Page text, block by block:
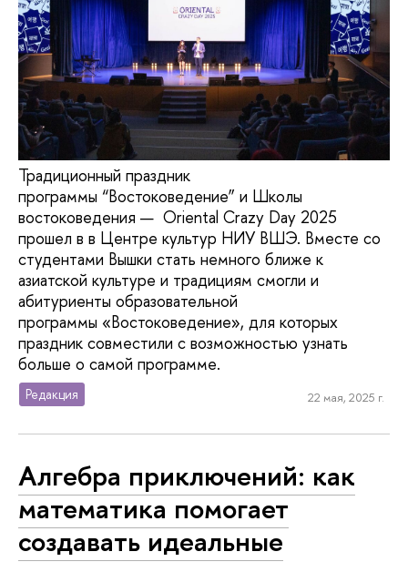
Традиционный праздник
программы “Востоковедение” и Школы
востоковедения — Oriental Crazy Day 2025
прошел в в Центре культур НИУ ВШЭ. Вместе со
студентами Вышки стать немного ближе к
азиатской культуре и традициям смогли и
абитуриенты образовательной
программы «Востоковедение», для которых
праздник совместили с возможностью узнать
больше о самой программе.
Редакция 22 мая, 2025 г.
Алгебра приключений: как
математика помогает
создавать идеальные